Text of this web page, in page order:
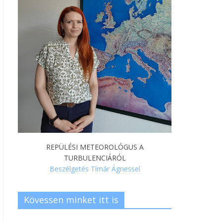
REPÜLÉSI METEOROLÓGUS A
TURBULENCIÁRÓL
Beszélgetés Tímár Ágnessel
Kövessen minket itt is